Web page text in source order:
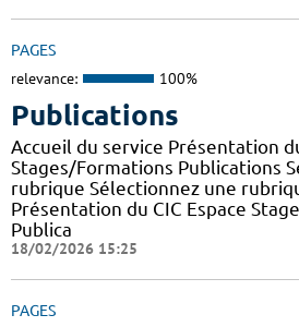
PAGES
relevance: 100%
Publications
Accueil du service Présentation
Stages/Formations Publications
rubrique Sélectionnez une
Présentation du CIC Espace
Publica
18/02/2026 15:25
PAGES